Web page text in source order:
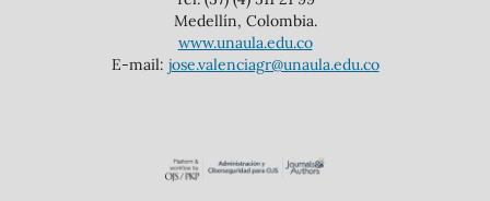
Medellín, Colombia.
www.unaula.edu.co
E-mail: jose.valenciagr@unaula.edu.co